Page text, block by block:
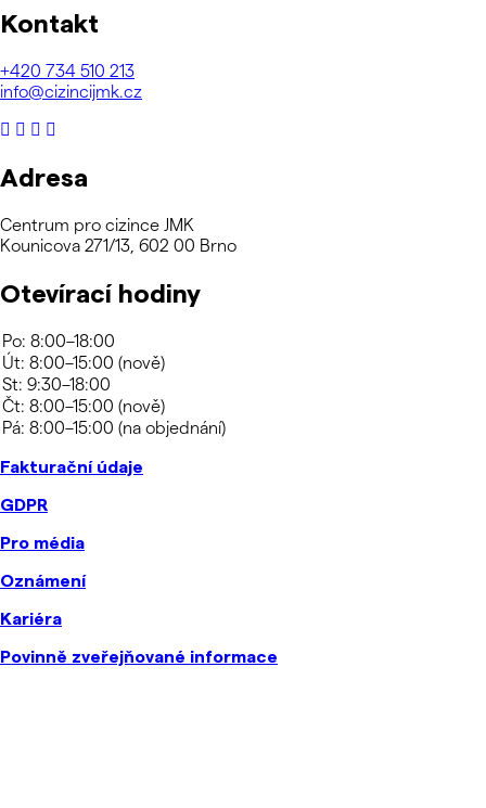
Kontakt
+420 734 510 213
info@cizincijmk.cz
Adresa
Centrum pro cizince JMK
Kounicova 271/13, 602 00 Brno
Otevírací hodiny
Fakturační údaje
GDPR
Pro média
Oznámení
Kariéra
Povinně zveřejňované informace